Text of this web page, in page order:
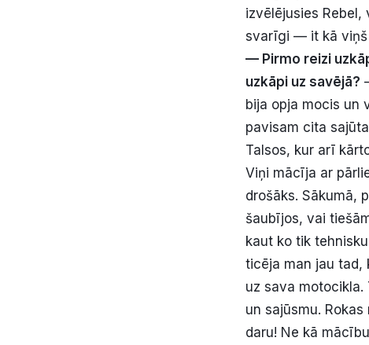
izvēlējusies Rebel,
svarīgi — it kā viņš
— Pirmo reizi
uzkāpi uz savējā?
bija opja mocis un
pavisam cita
Talsos, kur arī
Viņi mācīja ar
drošāks. Sākumā,
šaubījos, vai
kaut ko tik
ticēja man jau tad,
uz sava
un sajūsmu.
daru! Ne kā